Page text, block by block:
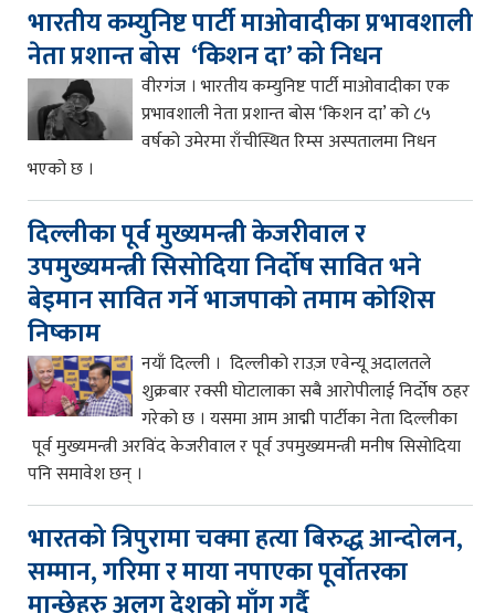
भारतीय कम्युनिष्ट पार्टी माओवादीका प्रभावशाली
नेता प्रशान्त बोस ‘किशन दा’ को निधन
वीरगंज । भारतीय कम्युनिष्ट पार्टी माओवादीका एक
प्रभावशाली नेता प्रशान्त बोस ‘किशन दा’ को ८५
वर्षको उमेरमा राँचीस्थित रिम्स अस्पतालमा निधन
भएको छ ।
दिल्लीका पूर्व मुख्यमन्त्री केजरीवाल र
उपमुख्यमन्त्री सिसोदिया निर्दोष सावित भने
बेइमान सावित गर्ने भाजपाको तमाम कोशिस
निष्काम
नयाँ दिल्ली । दिल्लीको राउज़ एवेन्यू अदालतले
शुक्रबार रक्सी घोटालाका सबै आरोपीलाई निर्दोष ठहर
गरेको छ । यसमा आम आद्मी पार्टीका नेता दिल्लीका
पूर्व मुख्यमन्त्री अरविंद केजरीवाल र पूर्व उपमुख्यमन्त्री मनीष सिसोदिया
पनि समावेश छन् ।
भारतको त्रिपुरामा चक्मा हत्या बिरुद्ध आन्दोलन,
सम्मान, गरिमा र माया नपाएका पूर्वोतरका